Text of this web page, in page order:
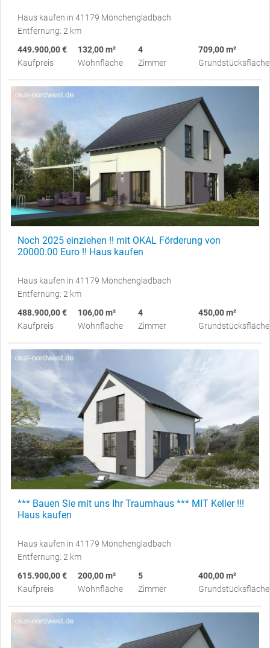
Haus kaufen in 41179 Mönchengladbach
Entfernung: 2 km
449.900,00 €
Kaufpreis
132,00 m²
Wohnfläche
4
Zimmer
709,00 m²
Grundstücksfläche
Noch 2025 einziehen !! mit OKAL Förderung von
20000.00 Euro !! Haus kaufen
Haus kaufen in 41179 Mönchengladbach
Entfernung: 2 km
488.900,00 €
Kaufpreis
106,00 m²
Wohnfläche
4
Zimmer
450,00 m²
Grundstücksfläche
*** Bauen Sie mit uns Ihr Traumhaus *** MIT Keller !!!
Haus kaufen
Haus kaufen in 41179 Mönchengladbach
Entfernung: 2 km
615.900,00 €
Kaufpreis
200,00 m²
Wohnfläche
5
Zimmer
400,00 m²
Grundstücksfläche